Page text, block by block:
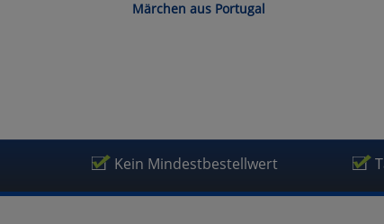
Märchen aus Portugal
Kein Mindestbestellwert